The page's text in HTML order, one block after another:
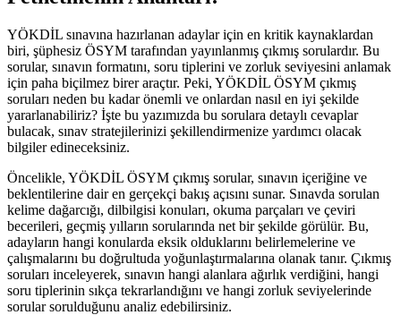
YÖKDİL sınavına hazırlanan adaylar için en kritik kaynaklardan
biri, şüphesiz ÖSYM tarafından yayınlanmış çıkmış sorulardır. Bu
sorular, sınavın formatını, soru tiplerini ve zorluk seviyesini anlamak
için paha biçilmez birer araçtır. Peki, YÖKDİL ÖSYM çıkmış
soruları neden bu kadar önemli ve onlardan nasıl en iyi şekilde
yararlanabiliriz? İşte bu yazımızda bu sorulara detaylı cevaplar
bulacak, sınav stratejilerinizi şekillendirmenize yardımcı olacak
bilgiler edineceksiniz.
Öncelikle, YÖKDİL ÖSYM çıkmış sorular, sınavın içeriğine ve
beklentilerine dair en gerçekçi bakış açısını sunar. Sınavda sorulan
kelime dağarcığı, dilbilgisi konuları, okuma parçaları ve çeviri
becerileri, geçmiş yılların sorularında net bir şekilde görülür. Bu,
adayların hangi konularda eksik olduklarını belirlemelerine ve
çalışmalarını bu doğrultuda yoğunlaştırmalarına olanak tanır. Çıkmış
soruları inceleyerek, sınavın hangi alanlara ağırlık verdiğini, hangi
soru tiplerinin sıkça tekrarlandığını ve hangi zorluk seviyelerinde
sorular sorulduğunu analiz edebilirsiniz.